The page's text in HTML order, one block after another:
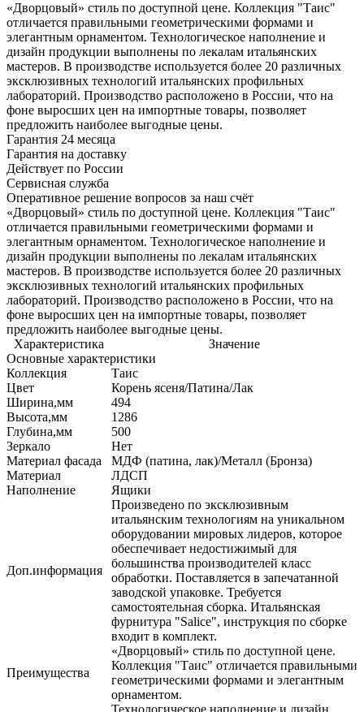
«Дворцовый» стиль по доступной цене. Коллекция "Таис"
отличается правильными геометрическими формами и
элегантным орнаментом. Технологическое наполнение и
дизайн продукции выполнены по лекалам итальянских
мастеров. В производстве используется более 20 различных
эксклюзивных технологий итальянских профильных
лабораторий. Производство расположено в России, что на
фоне выросших цен на импортные товары, позволяет
предложить наиболее выгодные цены.
Гарантия 24 месяца
Гарантия на доставку
Действует по России
Сервисная служба
Оперативное решение вопросов за наш счёт
«Дворцовый» стиль по доступной цене. Коллекция "Таис"
отличается правильными геометрическими формами и
элегантным орнаментом. Технологическое наполнение и
дизайн продукции выполнены по лекалам итальянских
мастеров. В производстве используется более 20 различных
эксклюзивных технологий итальянских профильных
лабораторий. Производство расположено в России, что на
фоне выросших цен на импортные товары, позволяет
предложить наиболее выгодные цены.
Характеристика
Значение
Основные характеристики
Коллекция
Таис
Цвет
Корень ясеня/Патина/Лак
Ширина,мм
494
Высота,мм
1286
Глубина,мм
500
Зеркало
Нет
Материал фасада
МДФ (патина, лак)/Металл (Бронза)
Материал
ЛДСП
Наполнение
Ящики
Доп.информация
Произведено по эксклюзивным
итальянским технологиям на уникальном
оборудовании мировых лидеров, которое
обеспечивает недостижимый для
большинства производителей класс
обработки. Поставляется в запечатанной
заводской упаковке. Требуется
самостоятельная сборка. Итальянская
фурнитура "Salice", инструкция по сборке
входит в комплект.
Преимущества
«Дворцовый» стиль по доступной цене.
Коллекция "Таис" отличается правильными
геометрическими формами и элегантным
орнаментом.